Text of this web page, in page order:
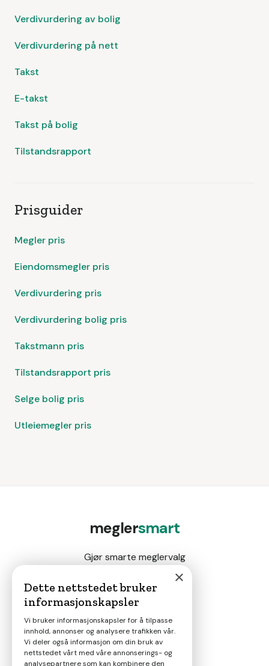
Verdivurdering av bolig
Verdivurdering på nett
Takst
E-takst
Takst på bolig
Tilstandsrapport
Prisguider
Megler pris
Eiendomsmegler pris
Verdivurdering pris
Verdivurdering bolig pris
Takstmann pris
Tilstandsrapport pris
Selge bolig pris
Utleiemegler pris
meglersmart
Gjør smarte meglervalg
Magasin
Nyheter
×
Dette nettstedet bruker
informasjonskapsler
Vi bruker informasjonskapsler for å tilpasse
innhold, annonser og analysere trafikken vår.
Vi deler også informasjon om din bruk av
nettstedet vårt med våre annonserings- og
analysepartnere som kan kombinere den